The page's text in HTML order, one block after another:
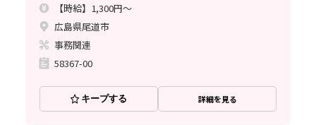
【時給】1,300円～
広島県尾道市
事務関連
58367-00
キープする 詳細を見る